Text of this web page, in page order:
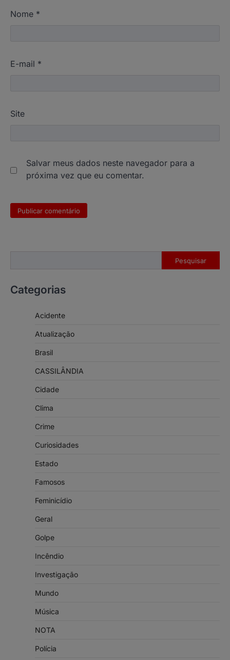
Nome *
E-mail *
Site
Salvar meus dados neste navegador para a
próxima vez que eu comentar.
Pesquisar
Categorias
Acidente
Atualização
Brasil
CASSILÂNDIA
Cidade
Clima
Crime
Curiosidades
Estado
Famosos
Feminicídio
Geral
Golpe
Incêndio
Investigação
Mundo
Música
NOTA
Polícia